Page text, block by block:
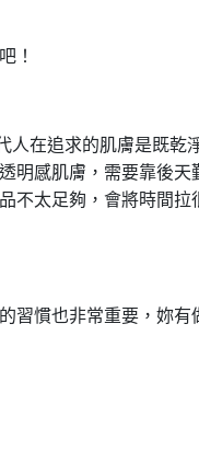
！
在追求的肌膚是既乾
明感肌膚，需要靠後天
不太足夠，會將時間拉
習慣也非常重要，妳有